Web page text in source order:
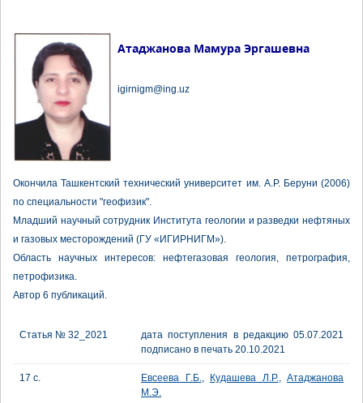
Атаджанова Мамура Эргашевна
igirnigm@ing.uz
Окончила Ташкентский технический университет им. А.Р. Беруни (2006)
по специальности "геофизик".
Младший научный сотрудник Института геологии и разведки нефтяных
и газовых месторождений (ГУ «ИГИРНИГМ»).
Область научных интересов: нефтегазовая геология, петрография,
петрофизика.
Автор 6 публикаций.
Статья № 32_2021
дата поступления в редакцию 05.07.2021
подписано в печать 20.10.2021
17 с. Евсеева Г.Б., Кудашева Л.Р., Атаджанова
М.Э.